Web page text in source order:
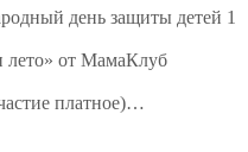
день защиты детей 1
лето» от МамаКлуб
платное)…